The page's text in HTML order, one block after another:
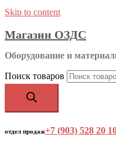
Skip to content
Магазин ОЗДС
Оборудование и
Поиск товаров
отдел продаж+7 (903) 528 20